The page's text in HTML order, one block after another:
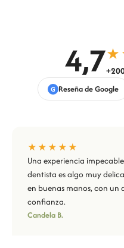
4,7
G Reseña de Google
★★★★★
Una experiencia
dentista es algo muy
en buenas manos, con un
confianza.
Candela B.